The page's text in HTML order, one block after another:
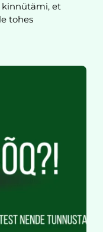
kinnütämi, et
tohes